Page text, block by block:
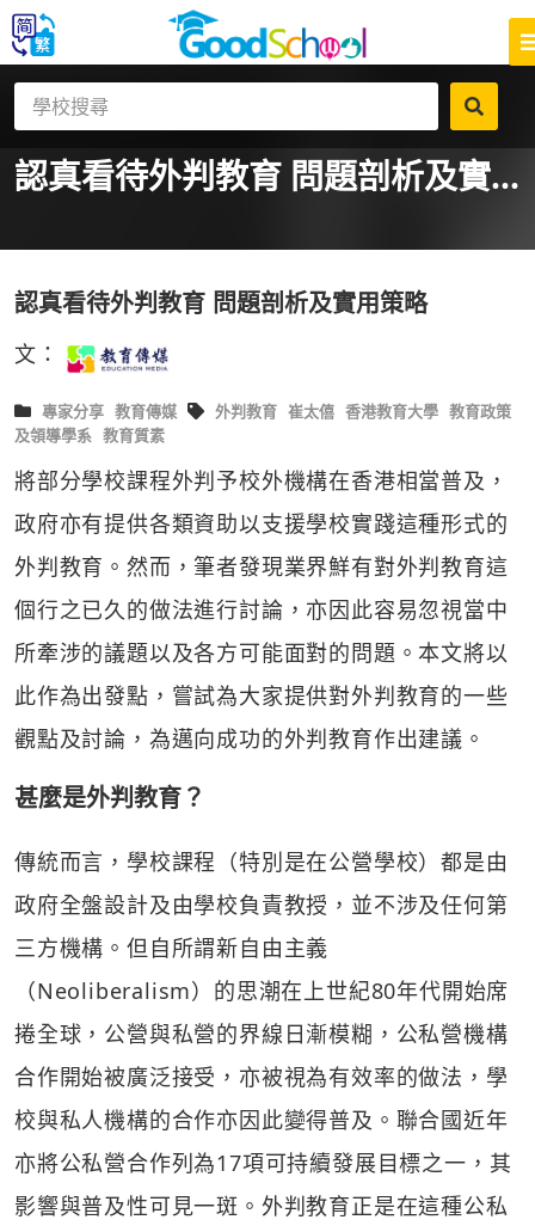
認真看待外判教育 問題剖析及實...
認真看待外判教育 問題剖析及實用策略
文：
專家分享 教育傳媒 外判教育 崔太僖 香港教育大學 教育政策
及領導學系 教育質素
將部分學校課程外判予校外機構在香港相當普及，
政府亦有提供各類資助以支援學校實踐這種形式的
外判教育。然而，筆者發現業界鮮有對外判教育這
個行之已久的做法進行討論，亦因此容易忽視當中
所牽涉的議題以及各方可能面對的問題。本文將以
此作為出發點，嘗試為大家提供對外判教育的一些
觀點及討論，為邁向成功的外判教育作出建議。
甚麼是外判教育？
傳統而言，學校課程（特別是在公營學校）都是由
政府全盤設計及由學校負責教授，並不涉及任何第
三方機構。但自所謂新自由主義
（Neoliberalism）的思潮在上世紀80年代開始席
捲全球，公營與私營的界線日漸模糊，公私營機構
合作開始被廣泛接受，亦被視為有效率的做法，學
校與私人機構的合作亦因此變得普及。聯合國近年
亦將公私營合作列為17項可持續發展目標之一，其
影響與普及性可見一斑。外判教育正是在這種公私